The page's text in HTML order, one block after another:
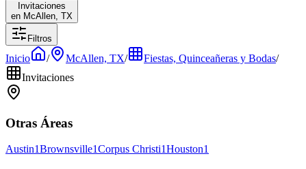
Invitaciones
en McAllen, TX
Filtros
Inicio / McAllen, TX/ Fiestas, Quinceañeras y Bodas/
Invitaciones
Otras Áreas
Austin1Brownsville1Corpus Christi1Houston1